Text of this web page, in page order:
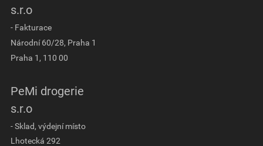
s.r.o
- Fakturace
Národní 60/28, Praha 1
Praha 1, 110 00
PeMi drogerie
s.r.o
- Sklad, výdejní místo
Lhotecká 292